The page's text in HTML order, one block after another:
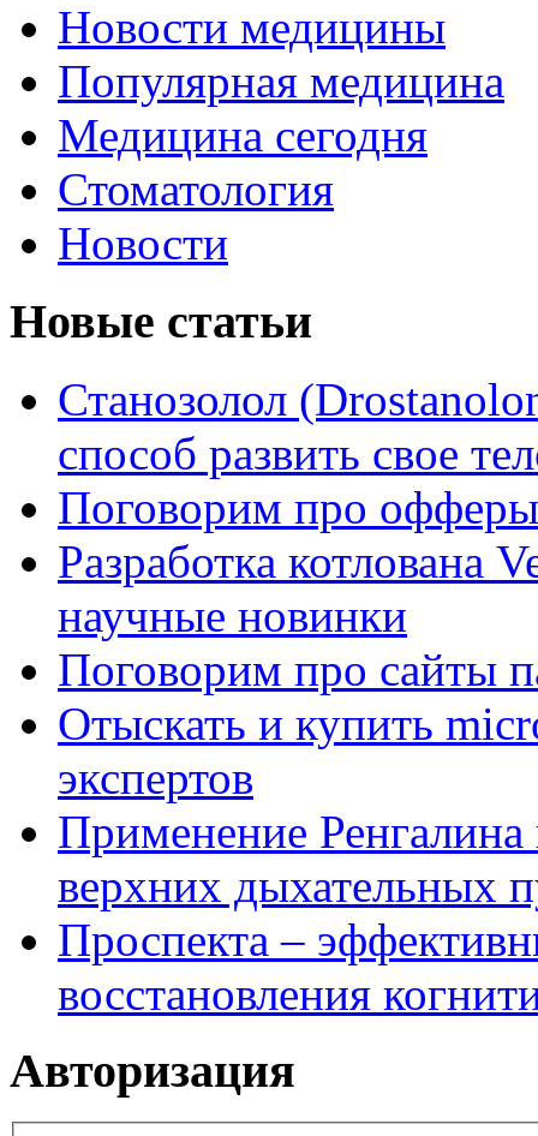
Новости медицины
Популярная медицина
Медицина сегодня
Стоматология
Новости
Новые статьи
Станозолол
способ развить свое
Поговорим про
Разработка котлована
научные новинки
Поговорим про сайты
Отыскать и купить
экспертов
Применение Ренгалина
верхних дыхательных
Проспекта –
восстановления
Авторизация